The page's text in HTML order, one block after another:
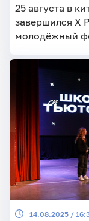
25 августа в
завершился Х
молодёжный
14.08.2025 /